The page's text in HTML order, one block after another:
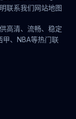
联系我们网站地图
高清、流畅、稳定
甲、NBA等热门联